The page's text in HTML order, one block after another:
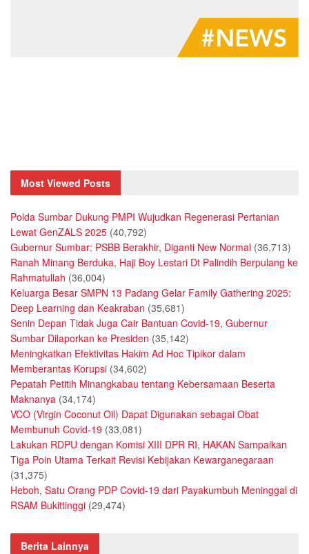
Most Viewed Posts
Polda Sumbar Dukung PMPI Wujudkan Regenerasi Pertanian
Lewat GenZALS 2025 (40,792)
Gubernur Sumbar: PSBB Berakhir, Diganti New Normal (36,713)
Ranah Minang Berduka, Haji Boy Lestari Dt Palindih Berpulang ke
Rahmatullah (36,004)
Keluarga Besar SMPN 13 Padang Gelar Family Gathering 2025:
Deep Learning dan Keakraban (35,681)
Senin Depan Tidak Juga Cair Bantuan Covid-19, Gubernur
Sumbar Dilaporkan ke Presiden (35,142)
Meningkatkan Efektivitas Hakim Ad Hoc Tipikor dalam
Memberantas Korupsi (34,602)
Pepatah Petitih Minangkabau tentang Kebersamaan Beserta
Maknanya (34,174)
VCO (Virgin Coconut Oil) Dapat Digunakan sebagai Obat
Membunuh Covid-19 (33,081)
Lakukan RDPU dengan Komisi XIII DPR RI, HAKAN Sampaikan
Tiga Poin Utama Terkait Revisi Kebijakan Kewarganegaraan
(31,375)
Heboh, Satu Orang PDP Covid-19 dari Payakumbuh Meninggal di
RSAM Bukittinggi (29,474)
Berita Lainnya